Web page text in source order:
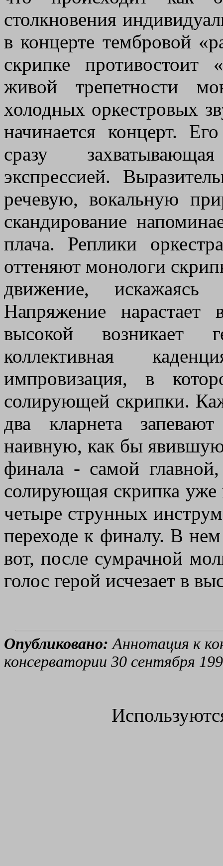
столкновения
в концерте тембровой
скрипке противостоит
живой трепетности
холодных оркестровых
начинается концерт.
сразу
экспрессией.
речевую, вокальную
скандирование
плача. Реплики
оттеняют монологи
движение,
Напряжение
высокой возникает
коллективная
импровизация, в
солирующей скрипки.
два кларнета
наивную, как бы
финала - самой
солирующая скрипка
четыре струнных
переходе к финалу. В
вот, после сумрачной
голос герой исчезает в
Опубликовано: Аннотация к
консерватории 30 сентября